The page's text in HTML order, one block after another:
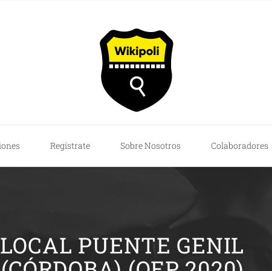
Regístrate Sobre Nosotros Colaboradores
PUENTE GENIL